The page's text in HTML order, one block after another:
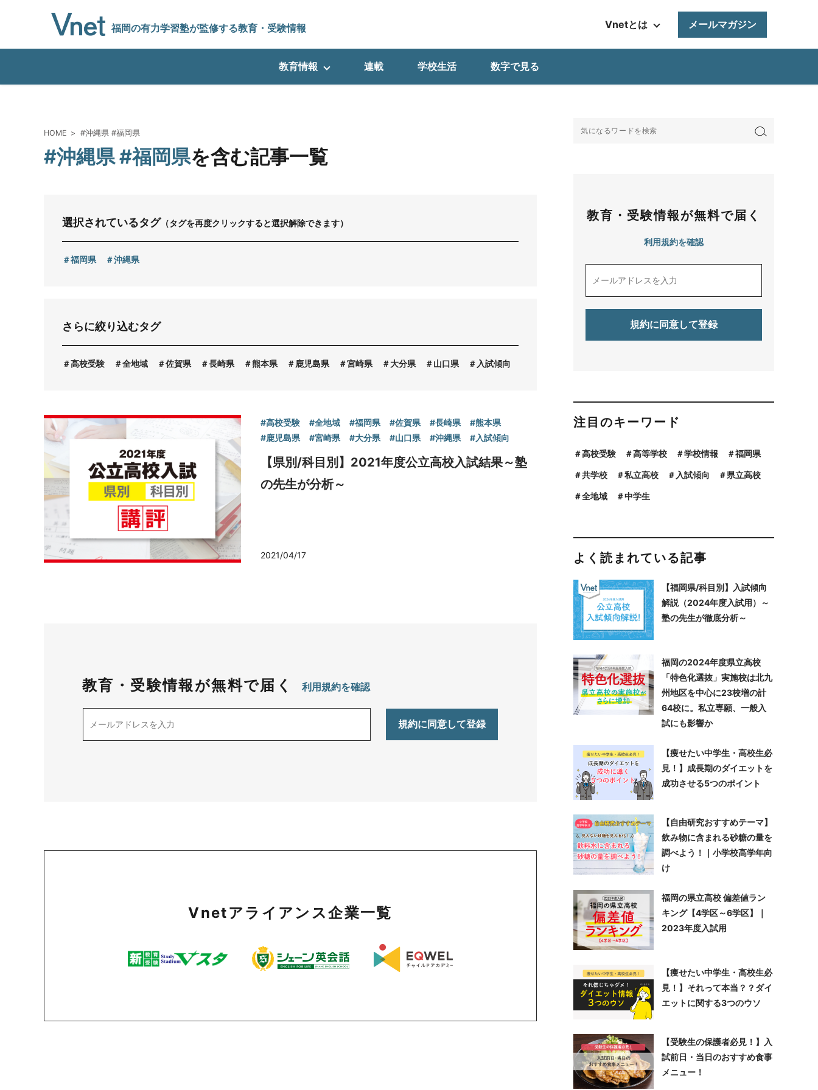
福岡の有力学習塾が監修する教育 ・受験情報 Vnetとは メールマガジン
vnetアライアンス企業
プライバシーポリシー
教育情報 連載 学校生活 数字で見る
HOME #沖縄県 #福岡県
#沖縄県 #福岡県を含む記事一覧
選択されているタグ（タグを再度クリックすると選択解除できます）
福岡県 沖縄県
さらに絞り込むタグ
高校受験 全地域 佐賀県 長崎県 熊本県 鹿児島県 宮崎県 大分県 山口県 入試傾向
#高校受験 #全地域 #福岡県 #佐賀県 #長崎県
#熊本県
#鹿児島県
#宮崎県 #大分県 #山口県 #沖縄県 #入試傾向
【県別/科目別】2021年度公立高校入試結果～塾
の先生が分析～
2021/04/17
教育・受験情報が無料で届く 利用規約を確認
Vnetアライアンス企業一覧
教育・受験情報が無料で届く
利用規約を確認
注目のキーワード
高校受験 高等学校 学校情報 福岡県
共学校 私立高校 入試傾向 県立高校
全地域 中学生
よく読まれている記事
【福岡県/科目別】入試傾向
解説（2024年度入試用）～
塾の先生が徹底分析～
福岡の2024年度県立高校
「特色化選抜」実施校は北九
州地区を中心に23校増の計
64校に。私立専願、一般入
試にも影響か
【痩せたい中学生・高校生必
見！】成長期のダイエットを
成功させる5つのポイント
【自由研究おすすめテーマ】
飲み物に含まれる砂糖の量を
調べよう！｜小学校高学年向
け
福岡の県立高校 偏差値ラン
キング【4学区～6学区】｜
2023年度入試用
【痩せたい中学生・高校生必
見！】それって本当？？ダイ
エットに関する3つのウソ
【受験生の保護者必見！】入
試前日・当日のおすすめ食事
メニュー！